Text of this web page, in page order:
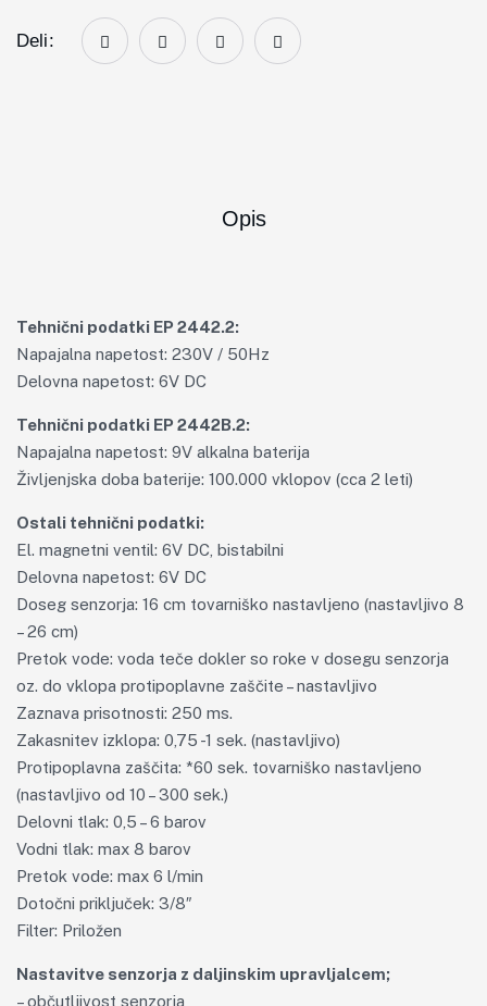
Deli:
Opis
Tehnični podatki EP 2442.2:
Napajalna napetost: 230V / 50Hz
Delovna napetost: 6V DC
Tehnični podatki EP 2442B.2:
Napajalna napetost: 9V alkalna baterija
Življenjska doba baterije: 100.000 vklopov (cca 2 leti)
Ostali tehnični podatki:
El. magnetni ventil: 6V DC, bistabilni
Delovna napetost: 6V DC
Doseg senzorja: 16 cm tovarniško nastavljeno (nastavljivo 8
– 26 cm)
Pretok vode: voda teče dokler so roke v dosegu senzorja
oz. do vklopa protipoplavne zaščite – nastavljivo
Zaznava prisotnosti: 250 ms.
Zakasnitev izklopa: 0,75 -1 sek. (nastavljivo)
Protipoplavna zaščita: *60 sek. tovarniško nastavljeno
(nastavljivo od 10 – 300 sek.)
Delovni tlak: 0,5 – 6 barov
Vodni tlak: max 8 barov
Pretok vode: max 6 l/min
Dotočni priključek: 3/8″
Filter: Priložen
Nastavitve senzorja z daljinskim upravljalcem;
– občutljivost senzorja